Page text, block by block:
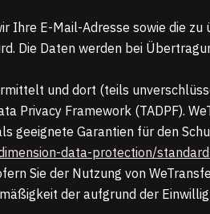
Ihre E-Mail-Adresse sowie die
Die Daten werden bei
und dort (teils
Privacy Framework (TADPF).
Garantien für den
data-protection/
Sie der Nutzung von
der aufgrund der